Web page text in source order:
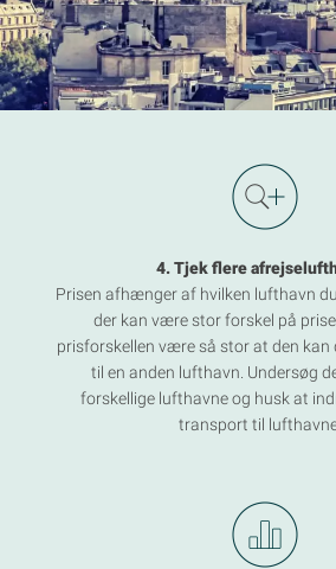
4. Tjek flere
Prisen afhænger af hvilken lufthavn
der kan være stor forskel på
prisforskellen være så stor at den
til en anden lufthavn. Undersøg
forskellige lufthavne og husk at
transport til